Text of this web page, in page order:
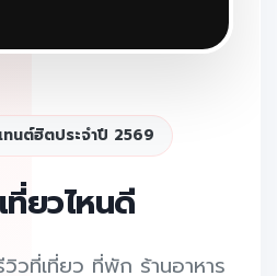
ทนต์ฮิตประจำปี 2569
ที่ยวไหนดี
วที่เที่ยว ที่พัก ร้านอาหาร